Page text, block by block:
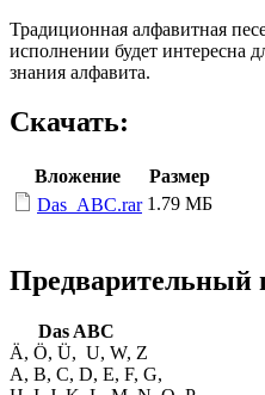
Традиционная алфавитная
исполнении будет интересна
знания алфавита.
Скачать:
Вложение
Размер
Das_ABC.rar 1.79 МБ
Предварительный
Das ABC
Ä, Ö, Ü, U, W, Z
A, B, C, D, E, F, G,